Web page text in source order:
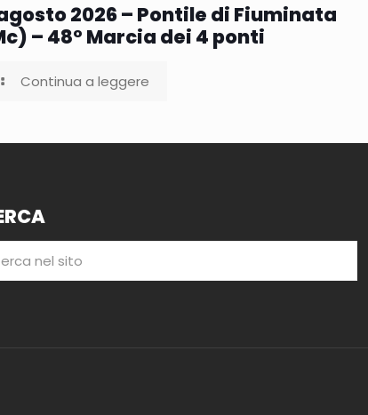
2026 – Pontile di Fiuminata
– 48° Marcia dei 4 ponti
Continua a leggere